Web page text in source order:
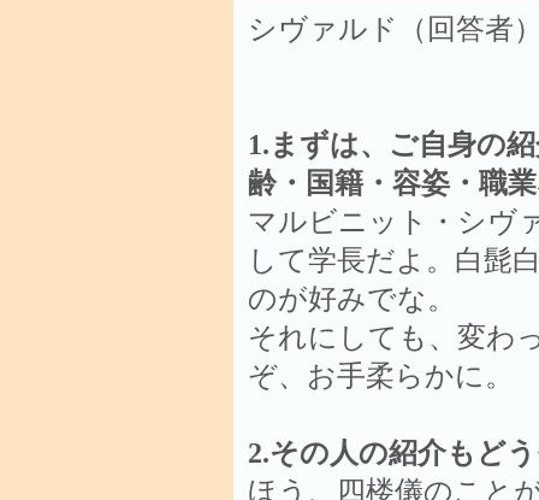
シヴァルド（回答者
1.まずは、ご自身の
齢・国籍・容姿・職
マルビニット・シヴ
して学長だよ。白髭
のが好みでな。
それにしても、変わ
ぞ、お手柔らかに。
2.その人の紹介もど
ほう、四楼儀のこと